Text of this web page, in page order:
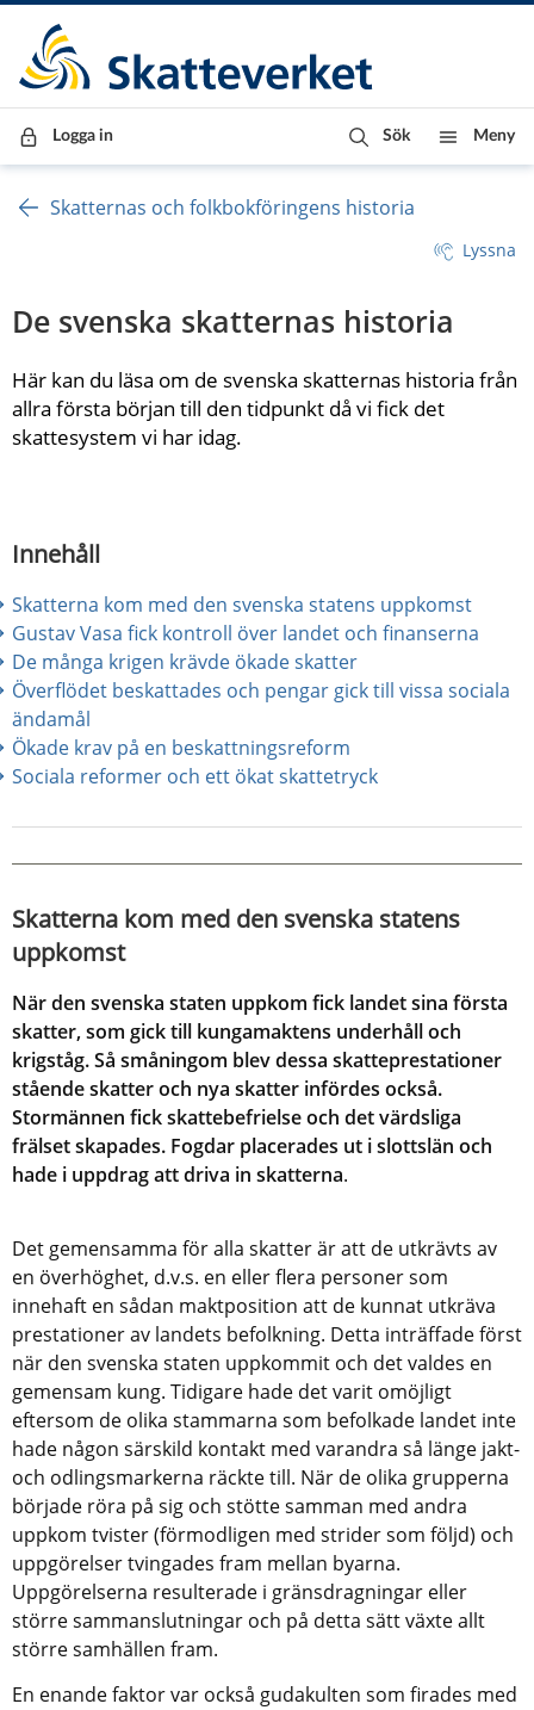
Till innehåll
Till navigationen
Till chattrobot
Logga in Sök Meny
Skatternas och folkbokföringens historia
Lyssna
De svenska skatternas historia
Här kan du läsa om de svenska skatternas historia från
allra första början till den tidpunkt då vi fick det
skattesystem vi har idag.
Innehåll
Skatterna kom med den svenska statens uppkomst
Gustav Vasa fick kontroll över landet och finanserna
De många krigen krävde ökade skatter
Överflödet beskattades och pengar gick till vissa sociala
ändamål
Ökade krav på en beskattningsreform
Sociala reformer och ett ökat skattetryck
Skatterna kom med den svenska statens
uppkomst
När den svenska staten uppkom fick landet sina första
skatter, som gick till kungamaktens underhåll och
krigståg. Så småningom blev dessa skatteprestationer
stående skatter och nya skatter infördes också.
Stormännen fick skattebefrielse och det värdsliga
frälset skapades. Fogdar placerades ut i slottslän och
hade i uppdrag att driva in skatterna.
Det gemensamma för alla skatter är att de utkrävts av
en överhöghet, d.v.s. en eller flera personer som
innehaft en sådan maktposition att de kunnat utkräva
prestationer av landets befolkning. Detta inträffade först
när den svenska staten uppkommit och det valdes en
gemensam kung. Tidigare hade det varit omöjligt
eftersom de olika stammarna som befolkade landet inte
hade någon särskild kontakt med varandra så länge jakt-
och odlingsmarkerna räckte till. När de olika grupperna
började röra på sig och stötte samman med andra
uppkom tvister (förmodligen med strider som följd) och
uppgörelser tvingades fram mellan byarna.
Uppgörelserna resulterade i gränsdragningar eller
större sammanslutningar och på detta sätt växte allt
större samhällen fram.
En enande faktor var också gudakulten som firades med